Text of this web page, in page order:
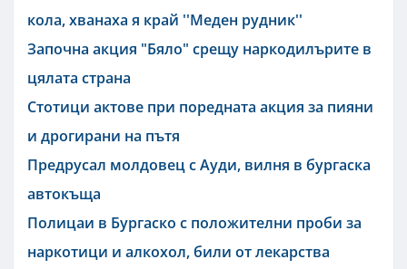
кола, хванаха я край ''Меден рудник''
Започна акция "Бяло" срещу наркодилърите в
цялата страна
Стотици актове при поредната акция за пияни
и дрогирани на пътя
Предрусал молдовец с Ауди, вилня в бургаска
автокъща
Полицаи в Бургаско с положителни проби за
наркотици и алкохол, били от лекарства